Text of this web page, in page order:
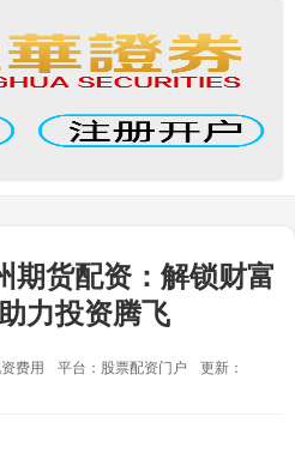
期货配资：解锁财富
力投资腾飞
费用 平台：股票配资门户
更新：